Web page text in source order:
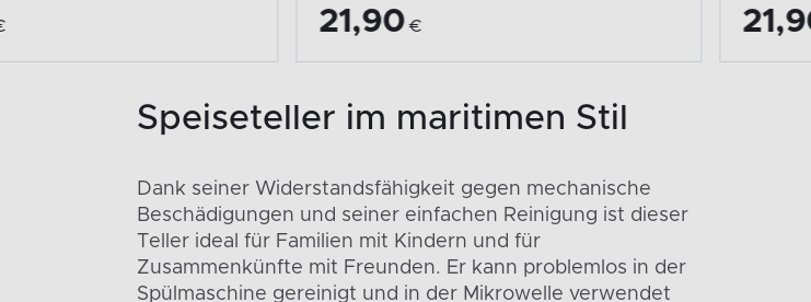
21,90 €
Speiseteller im maritimen Stil
Dank seiner Widerstandsfähigkeit gegen mechanische
Beschädigungen und seiner einfachen Reinigung ist dieser
Teller ideal für Familien mit Kindern und für
Zusammenkünfte mit Freunden. Er kann problemlos in der
Spülmaschine gereinigt und in der Mikrowelle verwendet